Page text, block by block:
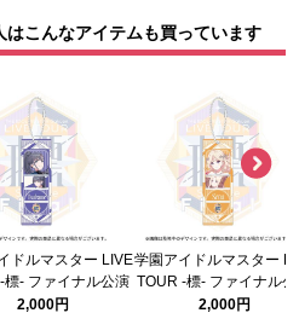
こんなアイテムも買っています
ドルマスター LIVE
標- ファイナル公演
スタムプレートキー
2,000円
学園アイドルマスター
TOUR -標- ファイナル
公式カスタムプレート
2,000円